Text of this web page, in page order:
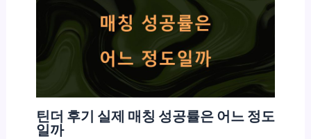
틴더 후기 실제 매칭 성공률은 어느 정도
일까